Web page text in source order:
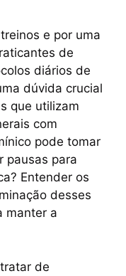
e por uma
de
diários de
dúvida crucial
que utilizam
com
pode tomar
pausas para
Entender os
desses
manter a
de